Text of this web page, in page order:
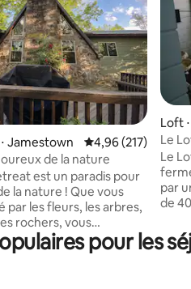
de 221 commentaires : 4,99
Jamestown Évaluation
4,96 (217)
de la nature
est un paradis pour
la nature ! Que vous
par les fleurs, les arbres,
rochers, vous
en abondance. La
sur notre ferme
Loft
Le
Le
par
de
35
pour les